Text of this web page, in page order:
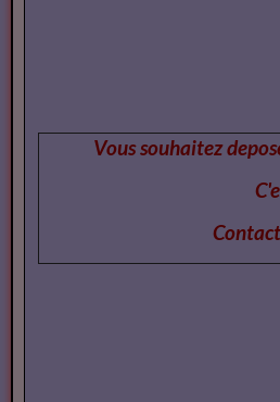
Vous souhaitez